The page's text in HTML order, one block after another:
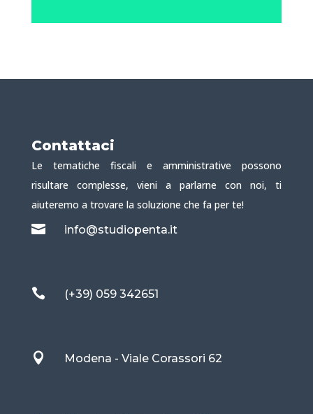
Contattaci
Le tematiche fiscali e amministrative possono
risultare complesse, vieni a parlarne con noi, ti
aiuteremo a trovare la soluzione che fa per te!
 info@studiopenta.it
 (+39) 059 342651
 Modena - Viale Corassori 62